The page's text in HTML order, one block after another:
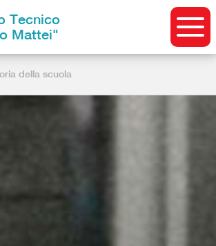
Tecnico
Mattei"
della scuola